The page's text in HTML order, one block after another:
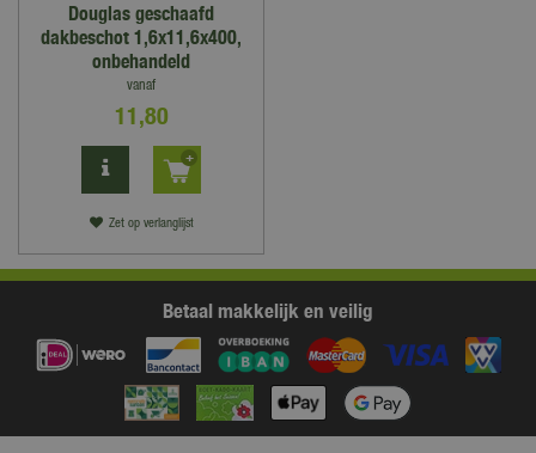
Douglas geschaafd
dakbeschot 1,6x11,6x400,
onbehandeld
vanaf
11,80
Zet op verlanglijst
Betaal makkelijk en veilig